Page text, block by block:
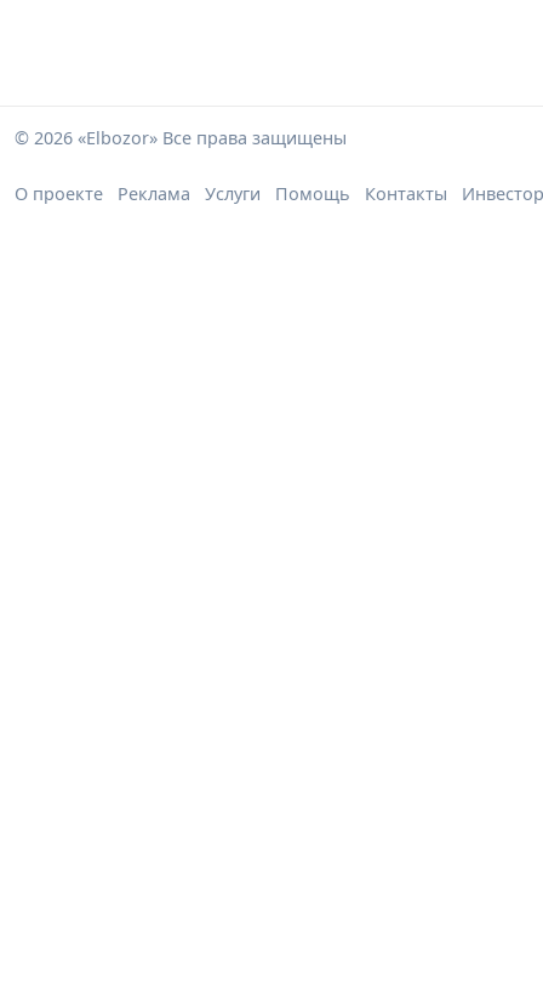
© 2026 «Elbozor» Все права защищены
О проекте Реклама Услуги Помощь Контакты